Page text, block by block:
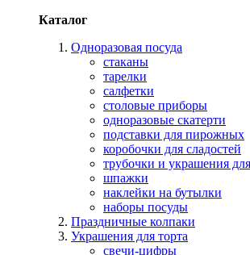
Каталог
Одноразовая посуда
стаканы
тарелки
салфетки
столовые приборы
одноразовые скатерти
подставки для пирожных
коробочки для сладостей
трубочки и украшения
шпажки
наклейки на бутылки
наборы посуды
Праздничные колпаки
Украшения для торта
свечи-цифры